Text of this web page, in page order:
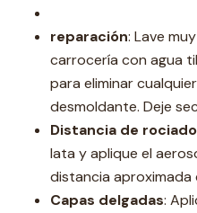
reparación: Lave
carrocería con agua
para eliminar
desmoldante. Deje
Distancia de rociado
lata y aplique el
distancia aproximada
Capas delgadas: